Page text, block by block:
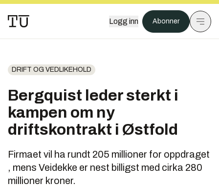
Logg inn Abonner
DRIFT OG VEDLIKEHOLD
Bergquist leder sterkt i
kampen om ny
driftskontrakt i Østfold
Firmaet vil ha rundt 205 millioner for oppdraget
, mens Veidekke er nest billigst med cirka 280
millioner kroner.